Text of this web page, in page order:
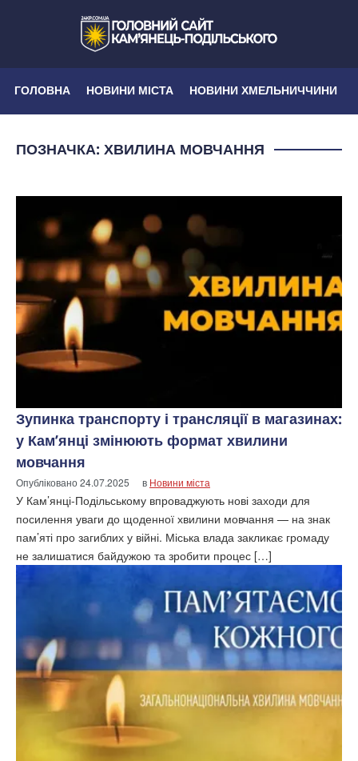
ГОЛОВНА НОВИНИ МІСТА НОВИНИ ХМЕЛЬНИЧЧИНИ
ПОЗНАЧКА: ХВИЛИНА МОВЧАННЯ
Зупинка транспорту і трансляції в магазинах:
у Кам’янці змінюють формат хвилини
мовчання
Опубліковано24.07.2025 в Новини міста
У Кам’янці-Подільському впроваджують нові заходи для
посилення уваги до щоденної хвилини мовчання — на знак
пам’яті про загиблих у війні. Міська влада закликає громаду
не залишатися байдужою та зробити процес […]